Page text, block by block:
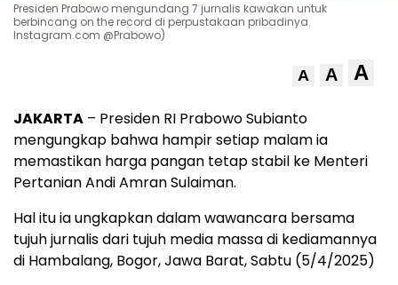
Presiden Prabowo mengundang 7 jurnalis kawakan untuk
berbincang on the record di perpustakaan pribadinya.
Instagram.com @Prabowo)
A A A
JAKARTA – Presiden RI Prabowo Subianto
mengungkap bahwa hampir setiap malam ia
memastikan harga pangan tetap stabil ke Menteri
Pertanian Andi Amran Sulaiman.
Hal itu ia ungkapkan dalam wawancara bersama
tujuh jurnalis dari tujuh media massa di kediamannya
di Hambalang, Bogor, Jawa Barat, Sabtu (5/4/2025)